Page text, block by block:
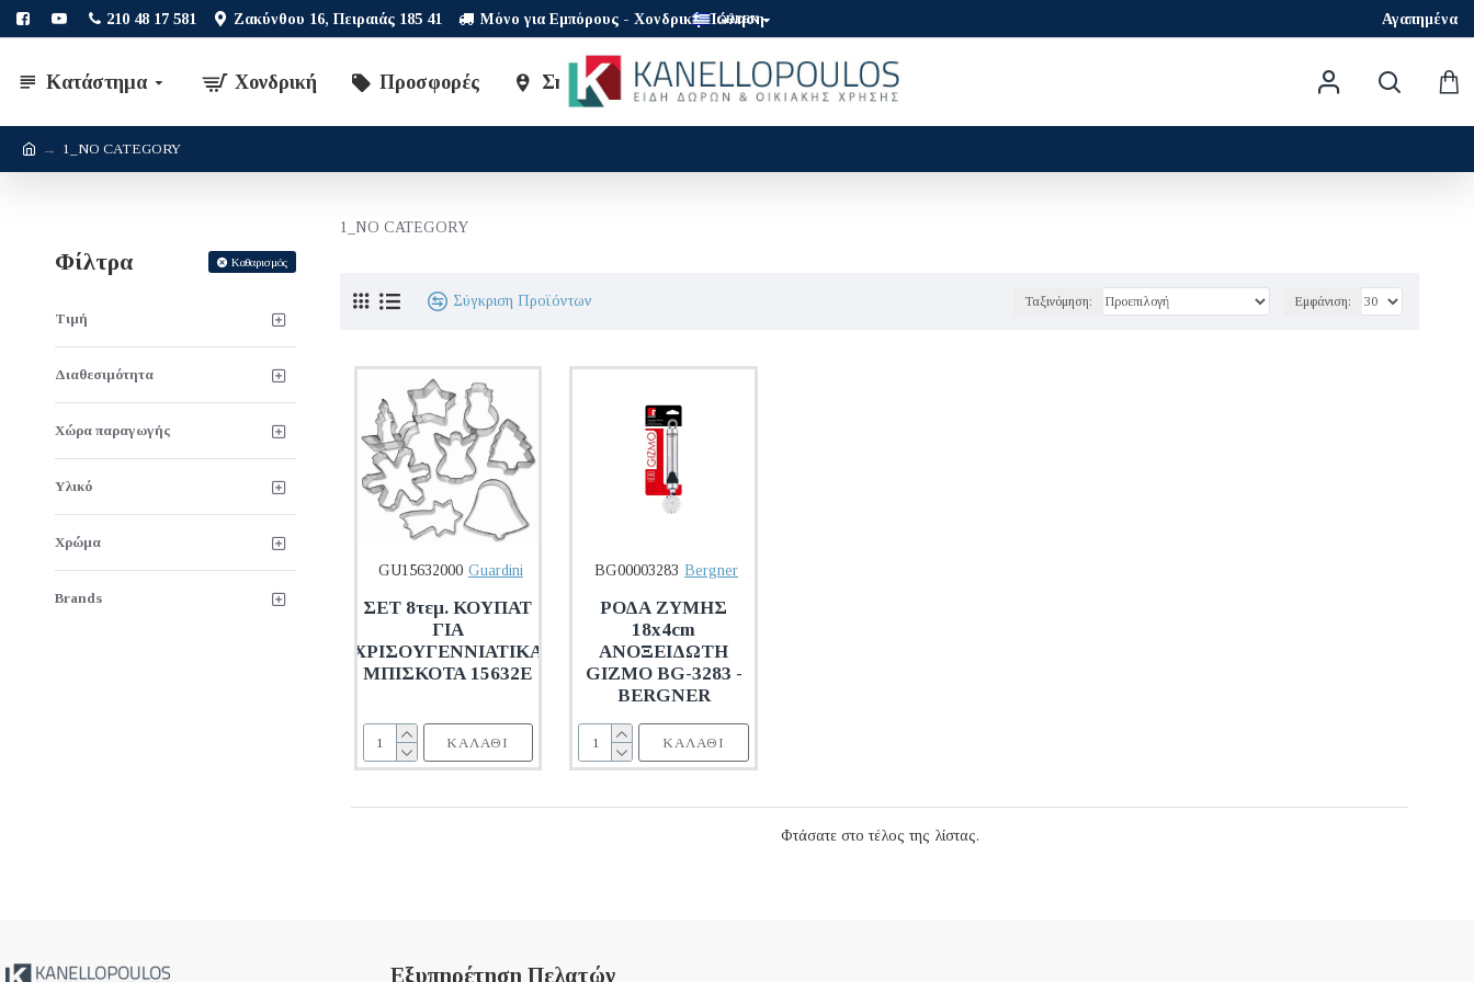
210 48 17 581 Ζακύνθου 16, Πειραιάς 185 41 Μόνο για Εμπόρους - Χονδρική Πώληση
GREEK Αγαπημένα
Κατάστημα Χονδρική Προσφορές Σημεία Πώλησης Brands
1_NO CATEGORY
Φίλτρα Καθαρισμός
Τιμή
Brands
Χώρα παραγωγής
Υλικό
Χρώμα
Διαθεσιμότητα
1_NO CATEGORY
Σύγκριση Προϊόντων Ταξινόμηση: Εμφάνιση:
GU15632000 Guardini
ΣΕΤ 8τεμ. ΚΟΥΠΑΤ
ΓΙΑ
ΧΡΙΣΟΥΓΕΝΝΙΑΤΙΚΑ
ΜΠΙΣΚΟΤΑ 15632E
ΚΑΛΆΘΙ
BG00003283 Bergner
ΡΟΔΑ ΖΥΜΗΣ
18x4cm
ΑΝΟΞΕΙΔΩΤΗ
GIZMO BG-3283 -
BERGNER
ΚΑΛΆΘΙ
Φτάσατε στο τέλος της λίστας.
Εξυπηρέτηση Πελατών